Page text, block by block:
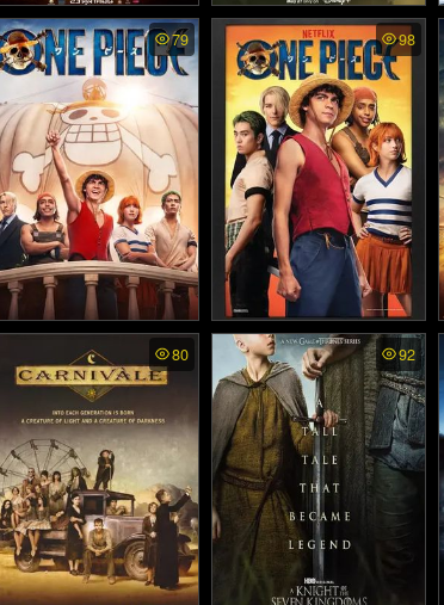
Tigers (HD) - เสือ (2025)
Obi Wan Kenobi พากย์ไทย
- โอบี วัน เคโนบี (2022)
79
Piece ss2 พากย์ไทย -
วันพืช ภาค 2 (2026)
98
One Piece พากย์ไทย - วัน
พีซ (2023)
80 92